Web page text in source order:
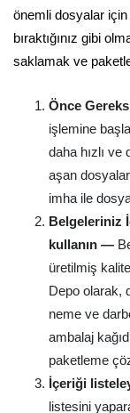
önemli dosyalar
bıraktığınız gibi
saklamak ve
Önce
işlemine
daha hızlı
aşan
imha ile
Belgeleriniz
kullanın —
üretilmiş
Depo olarak,
neme ve
ambalaj
paketleme
İçeriği
listesini